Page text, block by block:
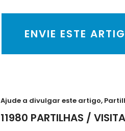
ENVIE ESTE
Ajude a divulgar este artigo,
11980 PARTILHAS /